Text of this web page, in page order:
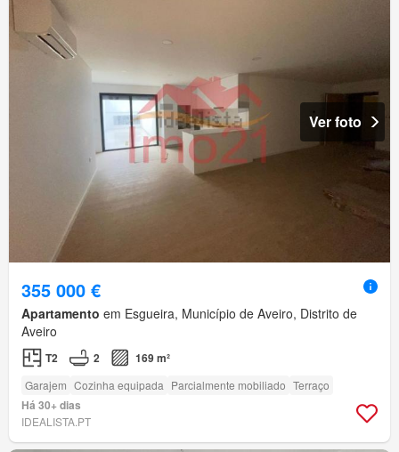
Ver foto
355 000 €
Apartamento em Esgueira, Município de Aveiro, Distrito de
Aveiro
T2 2 169 m²
Garajem Cozinha equipada Parcialmente mobiliado Terraço
Há 30+ dias
IDEALISTA.PT